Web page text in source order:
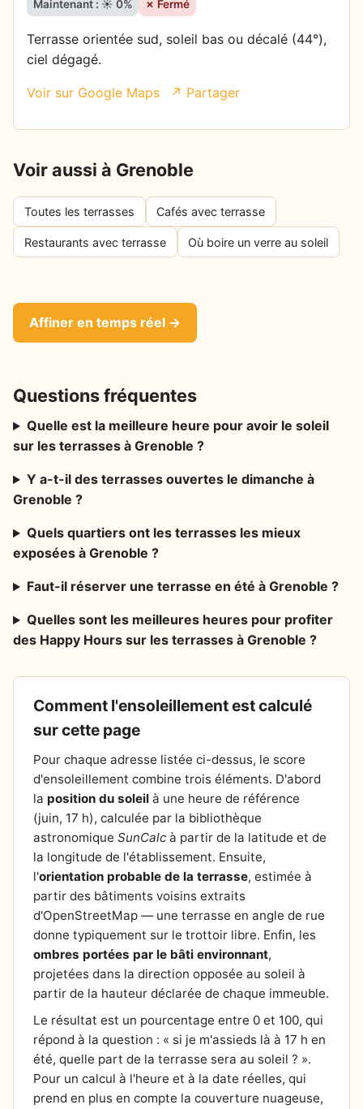
Maintenant : ☀️ 0% ✗ Fermé
Terrasse orientée sud, soleil bas ou décalé (44°),
ciel dégagé.
Voir sur Google Maps ↗ Partager
Voir aussi à Grenoble
Toutes les terrasses Cafés avec terrasse
Restaurants avec terrasse Où boire un verre au soleil
Affiner en temps réel →
Questions fréquentes
Quelle est la meilleure heure pour avoir le soleil
sur les terrasses à Grenoble ?
Y a-t-il des terrasses ouvertes le dimanche à
Grenoble ?
Quels quartiers ont les terrasses les mieux
exposées à Grenoble ?
Faut-il réserver une terrasse en été à Grenoble ?
Quelles sont les meilleures heures pour profiter
des Happy Hours sur les terrasses à Grenoble ?
Comment l'ensoleillement est calculé
sur cette page
Pour chaque adresse listée ci-dessus, le score
d'ensoleillement combine trois éléments. D'abord
la position du soleil à une heure de référence
(juin, 17 h), calculée par la bibliothèque
astronomique SunCalc à partir de la latitude et de
la longitude de l'établissement. Ensuite,
l'orientation probable de la terrasse, estimée à
partir des bâtiments voisins extraits
d'OpenStreetMap — une terrasse en angle de rue
donne typiquement sur le trottoir libre. Enfin, les
ombres portées par le bâti environnant,
projetées dans la direction opposée au soleil à
partir de la hauteur déclarée de chaque immeuble.
Le résultat est un pourcentage entre 0 et 100, qui
répond à la question : « si je m'assieds là à 17 h en
été, quelle part de la terrasse sera au soleil ? ».
Pour un calcul à l'heure et à la date réelles, qui
prend en plus en compte la couverture nuageuse,